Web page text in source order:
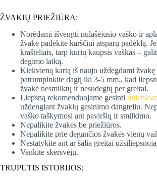
ŽVAKIŲ PRIEŽIŪRA:
Norėdami išvengti nulašėjusio vaško ir
žvake padėkite karščiui atsparų padėklą.
krašteliais, tarp kurių kaupsis vaškas –
degimo laiką.
Kiekvieną kartą iš naujo uždegdami žvakę
patrumpinkite dagtį iki 3-5 mm., kad
žvakė nesmilktų ir nesudegtų per greitai.
Liepsną rekomenduojame gesinti
uždengiant žvakių gesinimo dangteliu.
vaško taškymosi ant paviršių ir smilkimo.
Nepalikite žvakės be priežiūros.
Nepalikite prie degančios žvakės vienų
Nestatykite ant ar šalia greitai
Venkite skersvėjų.
TRUPUTIS ISTORIJOS: